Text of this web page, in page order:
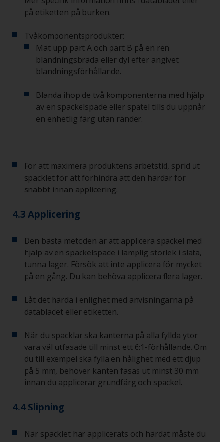
som anges i databladet eller på etiketten. Detta
Om du missar det här intervallet måste du
antingen slipa grundfärgen eller applicera ett till
skikt och se till att du inte missar
övermålningsintervallet vid detta andra försök.
(eller innehåller kontamineringar) som du
behöver slipa bort, använd 120–220 korn. Börja
med 220 papper och om det sätts igen kan du
använda 120 papper. Om du använder grövre
på etiketten på burken.
Tvåkomponentsprodukter:
Mät upp part A och part B på en ren
blandningsbräda eller dyl efter angivet
blandningsförhållande.
Blanda ihop de två komponenterna med hjälp
av en spackelspade eller spatel tills du uppnår
en enhetlig färg utan ränder.
För att maximera produktens arbetstid, sprid ut
spacklet för att förhindra att den härdar för
snabbt innan applicering.
4.3 Applicering
Den bästa metoden är att applicera spackel med
hjälp av en spackelspade i lämplig storlek i släta,
tunna lager. Försök att inte applicera för mycket
på en gång. Du kan behöva applicera flera lager.
Låt det härda i enlighet med anvisningarna på
databladet eller etiketten.
När du spacklar ska kanterna på alla fyllda ytor
vara väl utfasade till minst ett 6:1-förhållande. Om
du till exempel ska fylla en hålighet med ett djup
på 5 mm, behöver kanten fasas ut minst 30 mm
innan du applicerar grundfärg och spackel.
4.4 Slipning
När spacklet har applicerats och härdat måste du